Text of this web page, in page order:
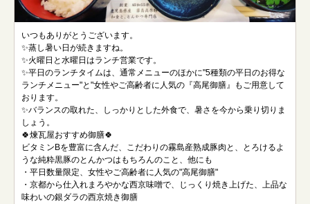
いつもありがとうございます。
✨蒸し暑い日が続きますね。
✨火曜日と水曜日はランチ営業です。
✨平日のランチタイムは、通常メニューのほかに"5種類の平日のお得な
ランチメニュー"と"女性やご高齢者に人気の『高尾御膳』もご用意して
おります。
✨バランスの取れた、しっかりとした外食で、暑さを今から乗り切りま
しょう。
🍀煉瓦屋おすすめ御膳🍀
ビタミンBを豊富に含んだ、こだわりの霧島産熟成豚肉と、とろけるよ
うな純粋黒豚のとんかつはもちろんのこと、他にも
・平日数量限定、女性やご高齢者に人気の"高尾御膳"
・京都から仕入れまろやかな西京味噌で、じっくり焼き上げた、上品な
味わいの銀ダラの西京焼き御膳